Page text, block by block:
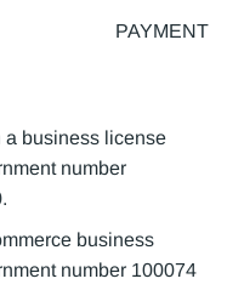
PAYMENT
a business license
number
business
number 100074